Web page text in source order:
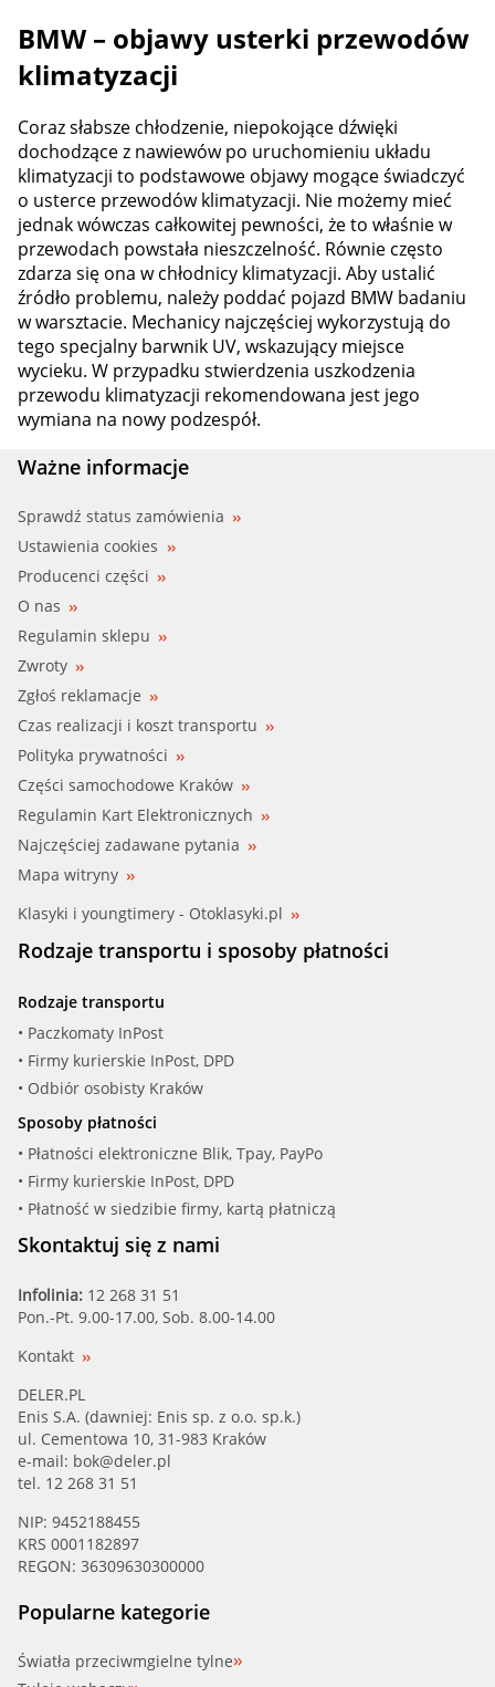
BMW – objawy usterki przewodów
klimatyzacji
Coraz słabsze chłodzenie, niepokojące dźwięki
dochodzące z nawiewów po uruchomieniu układu
klimatyzacji to podstawowe objawy mogące świadczyć
o usterce przewodów klimatyzacji. Nie możemy mieć
jednak wówczas całkowitej pewności, że to właśnie w
przewodach powstała nieszczelność. Równie często
zdarza się ona w chłodnicy klimatyzacji. Aby ustalić
źródło problemu, należy poddać pojazd BMW badaniu
w warsztacie. Mechanicy najczęściej wykorzystują do
tego specjalny barwnik UV, wskazujący miejsce
wycieku. W przypadku stwierdzenia uszkodzenia
przewodu klimatyzacji rekomendowana jest jego
wymiana na nowy podzespół.
Ważne informacje
Sprawdź status zamówienia
Ustawienia cookies
Producenci części
O nas
Regulamin sklepu
Zwroty
Zgłoś reklamacje
Czas realizacji i koszt transportu
Polityka prywatności
Części samochodowe Kraków
Regulamin Kart Elektronicznych
Najczęściej zadawane pytania
Mapa witryny
Klasyki i youngtimery - Otoklasyki.pl
Rodzaje transportu i sposoby płatności
Rodzaje transportu
• Paczkomaty InPost
• Firmy kurierskie InPost, DPD
• Odbiór osobisty Kraków
Sposoby płatności
• Płatności elektroniczne Blik, Tpay, PayPo
• Firmy kurierskie InPost, DPD
• Płatność w siedzibie firmy, kartą płatniczą
Skontaktuj się z nami
Infolinia: 12 268 31 51
Pon.-Pt. 9.00-17.00, Sob. 8.00-14.00
Kontakt
DELER.PL
Enis S.A. (dawniej: Enis sp. z o.o. sp.k.)
ul. Cementowa 10, 31-983 Kraków
e-mail: bok@deler.pl
tel. 12 268 31 51
NIP: 9452188455
KRS 0001182897
REGON: 36309630300000
Popularne kategorie
Światła przeciwmgielne tylne